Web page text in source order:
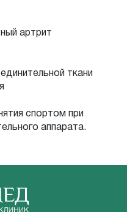
артрит
ткани
спортом при
аппарата.